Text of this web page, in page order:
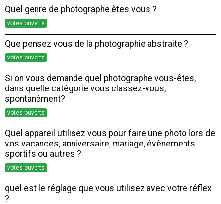
Quel genre de photographe êtes vous ?
votes ouverts
Que pensez vous de la photographie abstraite ?
votes ouverts
Si on vous demande quel photographe vous-êtes,
dans quelle catégorie vous classez-vous,
spontanément?
votes ouverts
Quel appareil utilisez vous pour faire une photo lors de
vos vacances, anniversaire, mariage, évènements
sportifs ou autres ?
votes ouverts
quel est le réglage que vous utilisez avec votre réflex
?